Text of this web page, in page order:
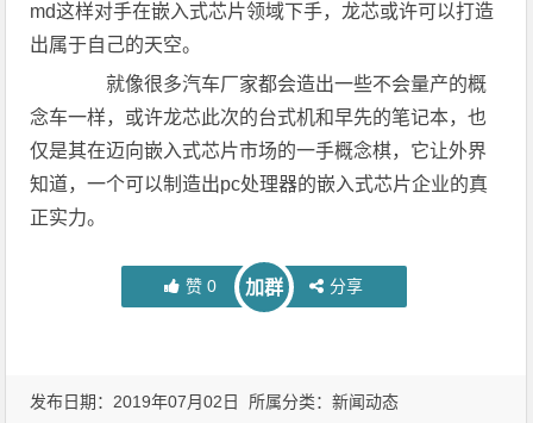
md这样对手在嵌入式芯片领域下手，龙芯或许可以打造
出属于自己的天空。
就像很多汽车厂家都会造出一些不会量产的概
念车一样，或许龙芯此次的台式机和早先的笔记本，也
仅是其在迈向嵌入式芯片市场的一手概念棋，它让外界
知道，一个可以制造出pc处理器的嵌入式芯片企业的真
正实力。
赞 0 加群 分享
发布日期：2019年07月02日 所属分类：新闻动态